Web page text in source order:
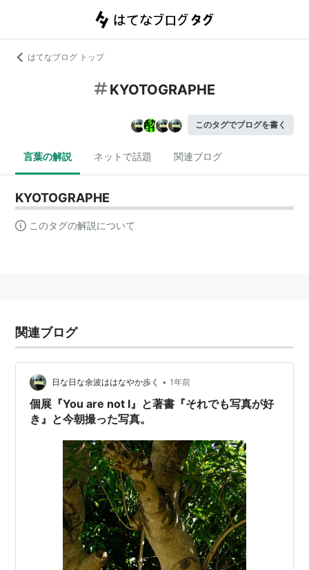
はてなブログ トップ
KYOTOGRAPHE
このタグでブログを書く
言葉の解説 ネットで話題 関連ブログ
KYOTOGRAPHE
このタグの解説について
関連ブログ
日な日な余波ははなやか歩く • 1年前
個展『You are not I』と著書『それでも写真が好
き』と今朝撮った写真。